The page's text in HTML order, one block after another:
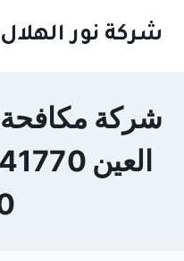
شركة نور الهلال
شركة